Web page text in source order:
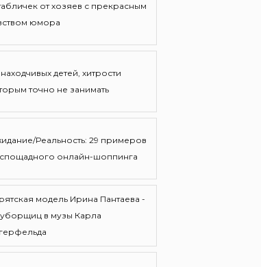
от хозяев с прекрасным
юмора
детей, хитрости
точно не занимать
Реальность: 29 примеров
онлайн-шоппинга
модель Ирина Пантаева -
уборщиц в музы Карла